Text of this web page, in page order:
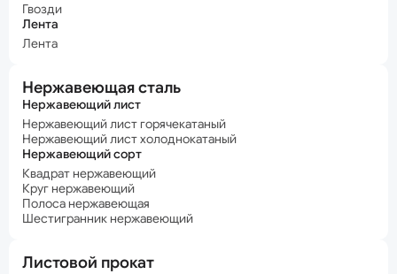
Гвозди
Лента
Лента
Нержавеющая сталь
Нержавеющий лист
Нержавеющий лист горячекатаный
Нержавеющий лист холоднокатаный
Нержавеющий сорт
Квадрат нержавеющий
Круг нержавеющий
Полоса нержавеющая
Шестигранник нержавеющий
Листовой прокат